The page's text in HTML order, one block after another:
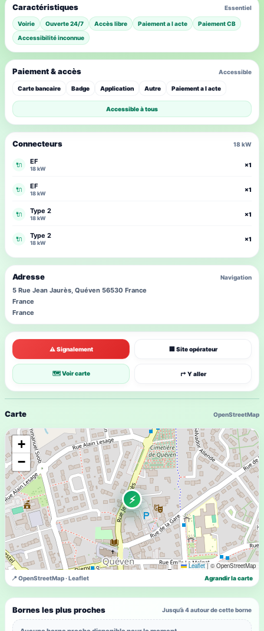
Carte OpenStreetMap
⚡
+
−
Leaflet |© OpenStreetMap
📍 OpenStreetMap · Leaflet Agrandir la carte
Bornes les plus proches Jusqu’à 4 autour de cette borne
⚠ Signalement 🏢 Site opérateur
🗺 Voir carte ↱ Y aller
Caractéristiques Essentiel
Voirie Ouverte 24/7 Accès libre Paiement a l acte
Paiement CB
Accessibilité inconnue
Connecteurs 18 kW
🔌 EF
18 kW
×1
🔌 EF
18 kW
×1
🔌 Type 2
18 kW
×1
🔌 Type 2
18 kW
×1
Paiement & accès Accessible
Carte bancaire Badge Application Autre Paiement a l acte
Accessible à tous
Adresse Navigation
5 Rue Jean Jaurès, Quéven 56530 France
France
France